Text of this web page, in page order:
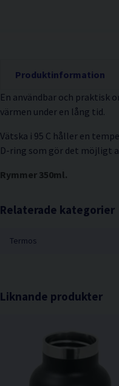
Produktinformation
En användbar och praktisk
värmen under en lång tid.
Vätska i 95 C håller en
D-ring som gör det möjligt
Rymmer 350ml.
Relaterade kategorier
Termos
Liknande produkter